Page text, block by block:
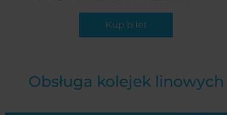
Kup bilet
Obsługa kolejek linowych